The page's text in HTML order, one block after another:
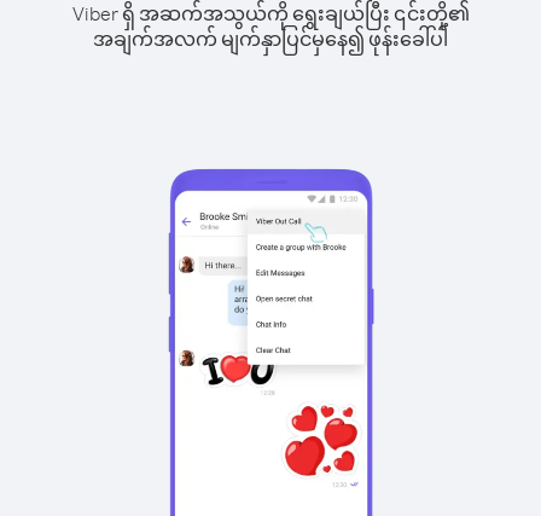
Viber ရှိ အဆက်အသွယ်ကို ရွေးချယ်ပြီး ၎င်းတို့၏
အချက်အလက် မျက်နှာပြင်မှနေ၍ ဖုန်းခေါ်ပါ